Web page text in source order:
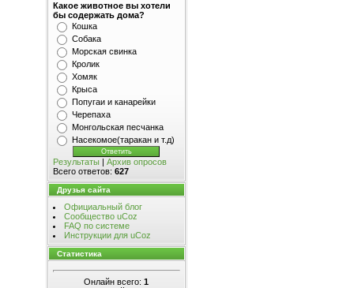
Какое животное вы хотели
бы содержать дома?
Кошка
Собака
Морская свинка
Кролик
Хомяк
Крыса
Попугаи и канарейки
Черепаха
Монгольская песчанка
Насекомое(таракан и т.д)
Результаты| Архив опросов
Всего ответов: 627
Друзья сайта
Официальный блог
Сообщество uCoz
FAQ по системе
Инструкции для uCoz
Статистика
Онлайн всего: 1